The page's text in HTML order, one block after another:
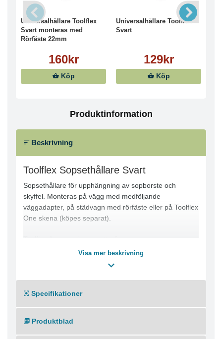
Universalhållare Toolflex
Svart monteras med
Rörfäste 22mm
160kr
Köp
Universalhållare Toolflex
Svart
129kr
Köp
Produktinformation
Beskrivning
Toolflex Sopsethållare Svart
Sopsethållare för upphängning av sopborste och
skyffel. Monteras på vägg med medföljande
väggadapter, på städvagn med rörfäste eller på Toolflex
One skena (köpes separat).
förvaringsmöjligheter till ditt Toolflex-system.
rörfäste på städvagn.
Visa mer beskrivning
Specifikationer
Produktblad